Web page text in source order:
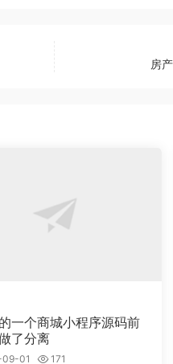
房
一个商城小程序源码前
了分离
01 171